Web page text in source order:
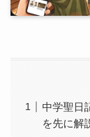
中学聖日
を先に解